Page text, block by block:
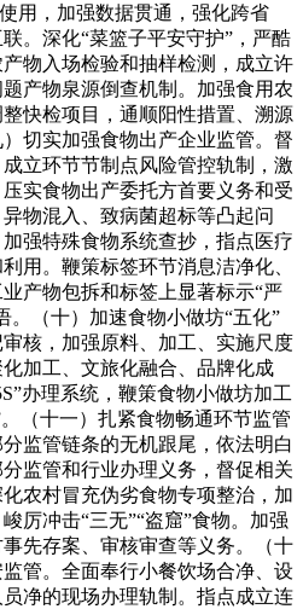
用，加强数据贯通，强化跨省
。深化“菜篮子平安守护”，严酷
物入场检验和抽样检测，成立许
产物泉源倒查机制。加强食用农
快检项目，通顺阳性措置、溯源
切实加强食物出产企业监管。督
立环节节制点风险管控轨制，激
实食物出产委托方首要义务和受
物混入、致病菌超标等凸起问
强特殊食物系统查抄，指点医疗
用。鞭策标签环节消息洁净化、
产物包拆和标签上显著标示“严
。（十）加速食物小做坊“五化”
核，加强原料、加工、实施尺度
加工、文旅化融合、品牌化成
办理系统，鞭策食物小做坊加工
（十一）扎紧食物畅通环节监管
监管链条的无机跟尾，依法明白
监管和行业办理义务，督促相关
农村冒充伪劣食物专项整治，加
厉冲击“三无”“盗窟”食物。加强
先存案、审核审查等义务。（十
管。全面奉行小餐饮场合净、设
净的现场办理轨制。指点成立连